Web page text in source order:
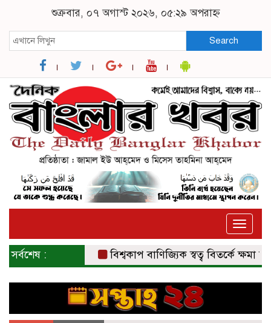
শুক্রবার, ০৭ অগাস্ট ২০২৬, ০৫:২৯ অপরাহ্ন
Search
Toggle
সর্বশেষ : বিশ্বকাপ বাণিজ্যিক স্বত্ব বিতর্কে ক্ষমা চাইল